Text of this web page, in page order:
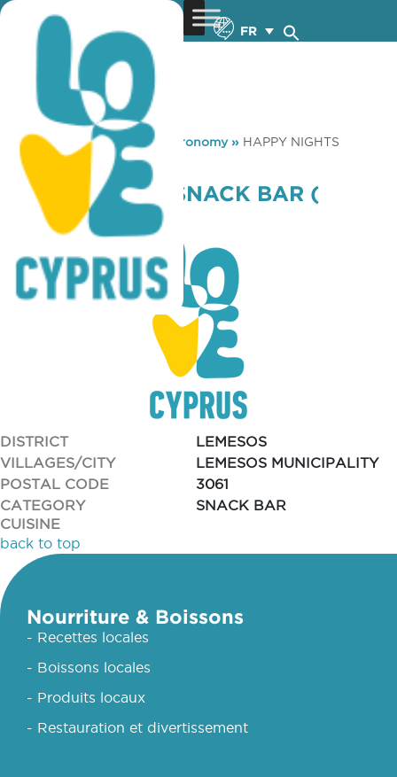
FR
You are here: Home »Gastronomy» HAPPY NIGHTS
SNACK BAR ( LIMASSOL )
HAPPY NIGHTS SNACK BAR (
LIMASSOL )
DISTRICT
LEMESOS
VILLAGES/CITY
LEMESOS MUNICIPALITY
POSTAL CODE
3061
CATEGORY
SNACK BAR
CUISINE
back to top
Nourriture & Boissons
- Recettes locales
- Boissons locales
- Produits locaux
- Restauration et divertissement